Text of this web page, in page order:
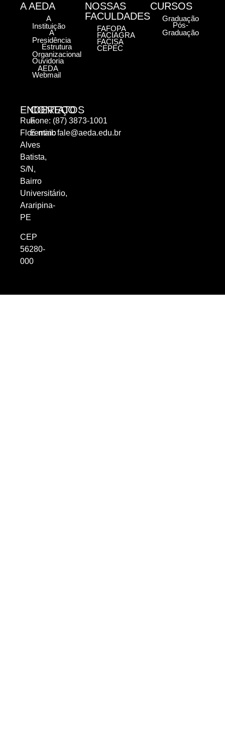
ENDEREÇO
Rua
Florentino
Alves
Batista,
S/N,
Bairro
Universitário,
Araripina-
PE
CEP
56280-
000
CONTATOS
Fone: (87) 3873-1001
E-mail:fale@aeda.edu.br
A AEDA
A
Instituição
A
Presidência
Estrutura
Organizacional
Ouvidoria
AEDA
Webmail
NOSSAS
FACULDADES
FAFOPA
FACIAGRA
FACISA
CEPEC
CURSOS
Graduação
Pós-
Graduação